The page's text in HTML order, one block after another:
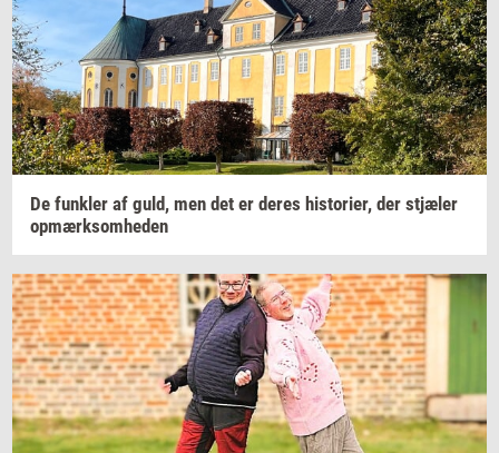
De funk­ler af guld, men det er deres hi­sto­ri­er, der stjæ­ler
op­mærk­som­he­den